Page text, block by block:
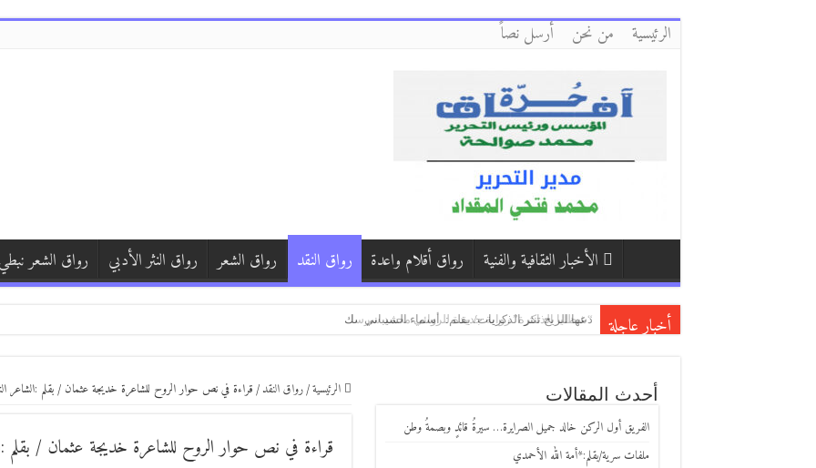
الرئيسية من نحن أرسل نصاً
الأخبار الثقافية والفنية رواق أقلام واعدة رواق النقد رواق الشعر رواق النثر الأدبي رواق الشعر نبطي
أخبار عاجلة دعها للريح تنثر الذكريات/ بقلم: أسماء الشيباني
“شظايا الذاكرة” رواية جديدة للروائي محمد سرسك
*رواية “حين ينطق الصمت” للكاتبة آلاء بركات*(الصمت خارج النافذة)*
الرئيسية/رواق النقد/قراءة في نص حوار الروح للشاعرة خديجة عثمان / بقلم :الشاعر
قراءة في نص حوار الروح للشاعرة خديجة عثمان / بقلم
أحدث المقالات
الفريق أول الركن خالد جميل الصرايرة… سيرةُ قائدٍ وبصمةُ وطن
ملفات سرية/بقلم:*أمة الله الأحمدي